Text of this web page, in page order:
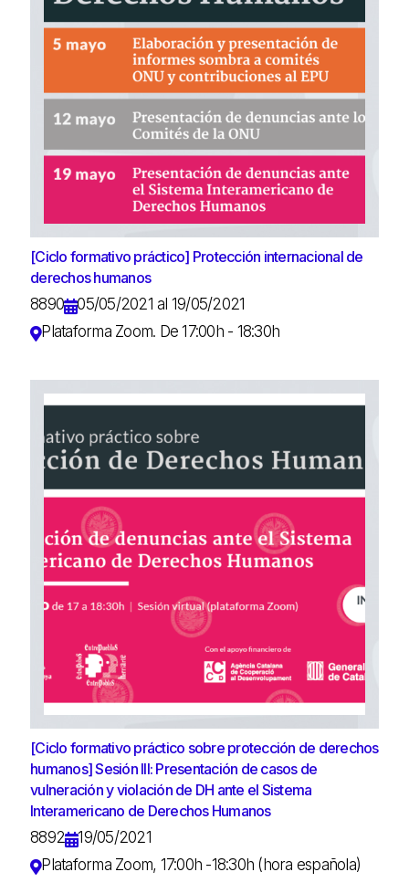
[Ciclo formativo práctico] Protección internacional de
derechos humanos
8890
05/05/2021 al 19/05/2021
Plataforma Zoom. De 17:00h - 18:30h
[Ciclo formativo práctico sobre protección de derechos
humanos] Sesión III: Presentación de casos de
vulneración y violación de DH ante el Sistema
Interamericano de Derechos Humanos
8892
19/05/2021
Plataforma Zoom, 17:00h -18:30h (hora española)